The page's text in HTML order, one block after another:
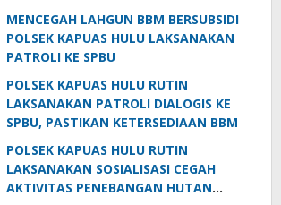
MENCEGAH LAHGUN BBM BERSUBSIDI
POLSEK KAPUAS HULU LAKSANAKAN
PATROLI KE SPBU
POLSEK KAPUAS HULU RUTIN
LAKSANAKAN PATROLI DIALOGIS KE
SPBU, PASTIKAN KETERSEDIAAN BBM
POLSEK KAPUAS HULU RUTIN
LAKSANAKAN SOSIALISASI CEGAH
AKTIVITAS PENEBANGAN HUTAN